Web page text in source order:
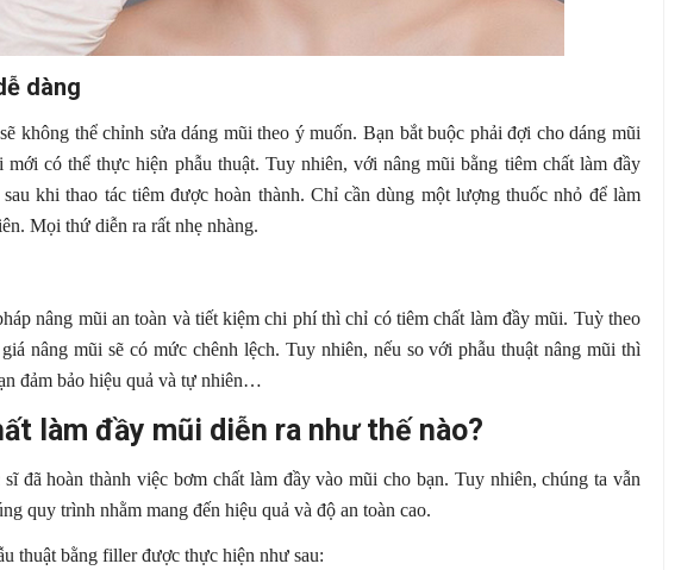
dàng
không thể chỉnh sửa dáng mũi theo ý muốn. Bạn bắt buộc phải đợi cho dáng mũi
có thể thực hiện phẫu thuật. Tuy nhiên, với nâng mũi bằng tiêm chất làm đầy
khi thao tác tiêm được hoàn thành. Chỉ cần dùng một lượng thuốc nhỏ để làm
Mọi thứ diễn ra rất nhẹ nhàng.
nâng mũi an toàn và tiết kiệm chi phí thì chỉ có tiêm chất làm đầy mũi. Tuỳ theo
nâng mũi sẽ có mức chênh lệch. Tuy nhiên, nếu so với phẫu thuật nâng mũi thì
đảm bảo hiệu quả và tự nhiên…
làm đầy mũi diễn ra như thế nào?
đã hoàn thành việc bơm chất làm đầy vào mũi cho bạn. Tuy nhiên, chúng ta vẫn
quy trình nhằm mang đến hiệu quả và độ an toàn cao.
thuật bằng filler được thực hiện như sau: